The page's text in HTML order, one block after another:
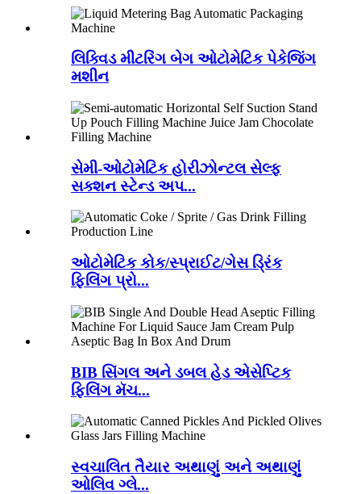
લિક્વિડ મીટરિંગ બેગ ઓટોમેટિક પેકેજિંગ
મશીન
સેમી-ઓટોમેટિક હોરીઝોન્ટલ સેલ્ફ
સક્શન સ્ટેન્ડ અપ...
ઓટોમેટિક કોક/સ્પ્રાઈટ/ગેસ ડ્રિંક
ફિલિંગ પ્રો...
BIB સિંગલ અને ડબલ હેડ એસેપ્ટિક
ફિલિંગ મૅચ...
સ્વચાલિત તૈયાર અથાણું અને અથાણું
ઓલિવ ગ્લે...